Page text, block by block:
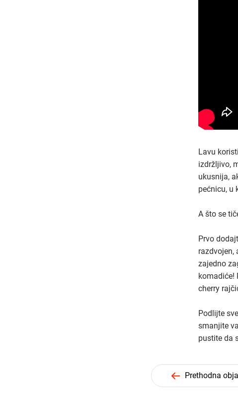
Lavu
izdržljivo,
ukusnija,
pećnicu, u
A što se
Prvo
razdvojen,
zajedno
komadiće!
cherry
Podlijte
smanjite
pustite da
Prethodna